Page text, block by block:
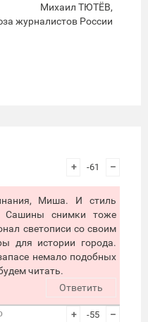
Михаил ТЮТЁВ,
журналистов России
+ -61 –
Миша. И стиль
Сашины снимки тоже
светописи со своим
для истории города.
немало подобных
читать.
Ответить
+ -55 –